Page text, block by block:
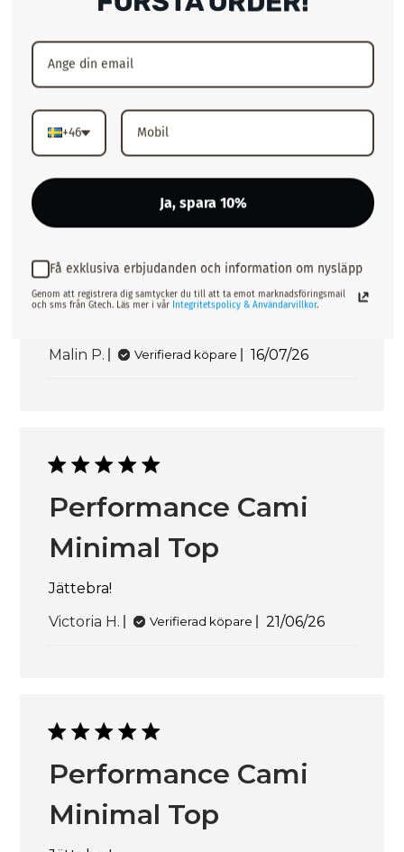
Har 70A i bh storlek och tog storlek S.
justera den, önskar kanske att bandet var
tjockare (så att det inte belastar lika
mycket). Kan absolut inte köra rygg på
Malin P. Verifierad köpare 16/07/26
Performance Cami
Minimal Top
Jättebra!
Victoria H.
Verifierad köpare 21/06/26
Performance Cami
Minimal Top
+46
Ja, spara 10%
Få exklusiva erbjudanden och information om nysläpp
Genom att registrera dig samtycker du till att ta emot marknadsföringsmail
och sms från Gtech. Läs mer i vår Integritetspolicy & Användarvillkor.